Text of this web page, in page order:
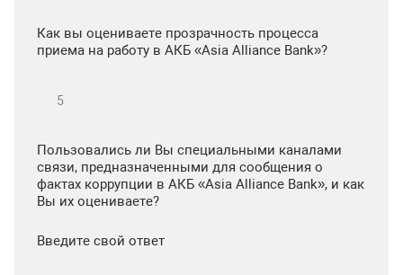
Как вы оцениваете прозрачность процесса
приема на работу в АКБ «Asia Alliance Bank»?
Пользовались ли Вы специальными каналами
связи, предназначенными для сообщения о
фактах коррупции в АКБ «Asia Alliance Bank», и как
Вы их оцениваете?
Введите свой ответ